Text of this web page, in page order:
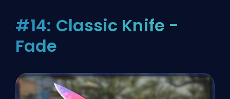
#14: Classic Knife -
Fade